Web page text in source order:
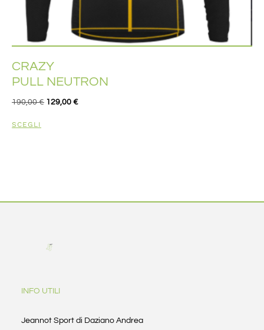
CRAZY
PULL NEUTRON
190,00€ 129,00 €
SCEGLI
INFO UTILI
Jeannot Sport di Daziano Andrea